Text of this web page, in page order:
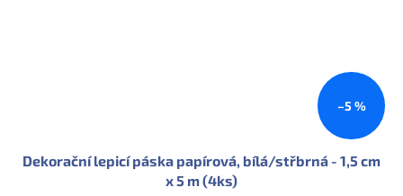
–5 %
Dekorační lepicí páska papírová, bílá/střbrná - 1,5 cm
x 5 m (4ks)